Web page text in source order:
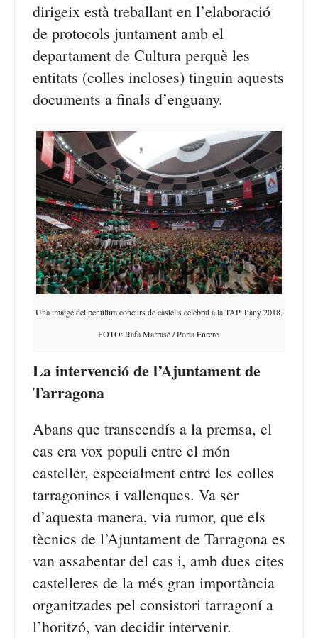
dirigeix està treballant en l’elaboració
de protocols juntament amb el
departament de Cultura perquè les
entitats (colles incloses) tinguin aquests
documents a finals d’enguany.
Una imatge del penúltim concurs de castells celebrat a la TAP, l’any 2018.
FOTO: Rafa Marrasé / Porta Enrere.
La intervenció de l’Ajuntament de
Tarragona
Abans que transcendís a la premsa, el
cas era vox populi entre el món
casteller, especialment entre les colles
tarragonines i vallenques. Va ser
d’aquesta manera, via rumor, que els
tècnics de l’Ajuntament de Tarragona es
van assabentar del cas i, amb dues cites
castelleres de la més gran importància
organitzades pel consistori tarragoní a
l’horitzó, van decidir intervenir.